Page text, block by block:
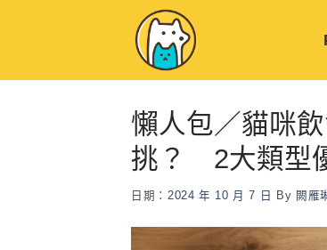
懶人包／貓咪
挑？ 2大類型
日期： 2024 年 10 月 7 日 By 闕雁